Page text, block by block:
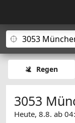
Regen
3053
Heute, 8.8. ab